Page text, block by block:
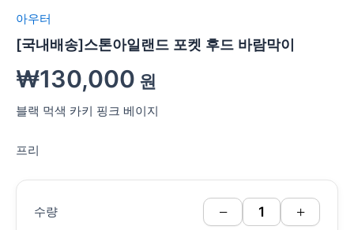
아우터
[국내배송]스톤아일랜드 포켓 후드 바람막이
₩130,000 원
블랙 먹색 카키 핑크 베이지
프리
수량 − +